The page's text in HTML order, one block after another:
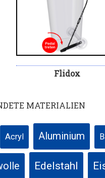
Flidox
MATERIALIEN
Acryl Aluminium
Edelstahl